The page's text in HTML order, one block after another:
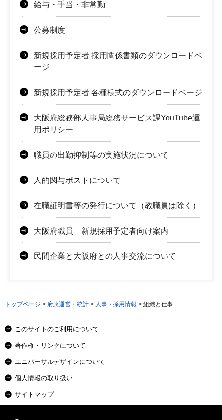
給与・手当・非常勤
公募制度
新規採用予定者 採用関係書類のダウンロードペ
ージ
新規採用予定者 各種様式のダウンロードページ
大阪府総務部人事局総務サービス課YouTube運
用ポリシー
職員の出勤抑制等の実施状況について
人的関与ポストについて
在職証明書等の発行について（教職員は除く）
大阪府職員 新規採用予定者向け案内
民間企業と大阪府との人事交流について
トップページ > 府政運営・統計 > 人事・採用情報 > 組織と仕事
このサイトのご利用について
著作権・リンクについて
ユニバーサルデザインについて
個人情報の取り扱い
サイトマップ